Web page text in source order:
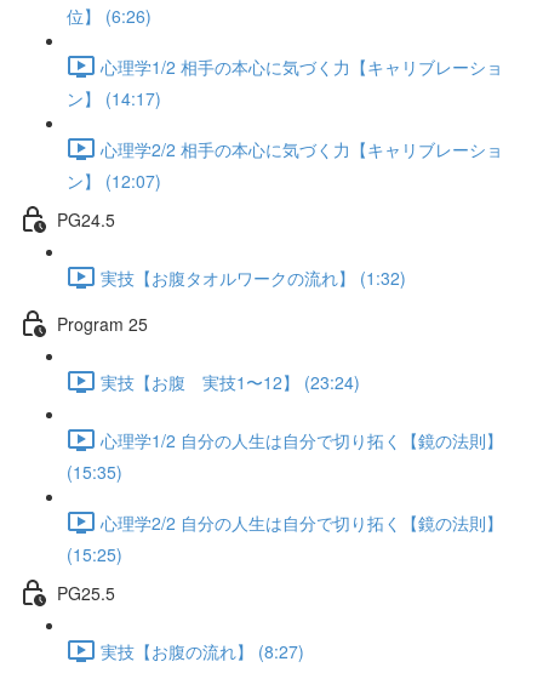
位】 (6:26)
心理学1/2 相手の本心に気づく力【キャリブレーショ
ン】 (14:17)
心理学2/2 相手の本心に気づく力【キャリブレーショ
ン】 (12:07)
PG24.5
実技【お腹タオルワークの流れ】 (1:32)
Program 25
実技【お腹 実技1〜12】 (23:24)
心理学1/2 自分の人生は自分で切り拓く【鏡の法則】
(15:35)
心理学2/2 自分の人生は自分で切り拓く【鏡の法則】
(15:25)
PG25.5
実技【お腹の流れ】 (8:27)